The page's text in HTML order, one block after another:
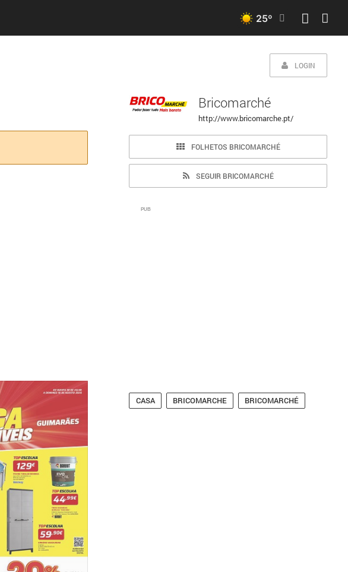
25º
LOGIN
Bricomarché
http://www.bricomarche.pt/
FOLHETOS BRICOMARCHÉ
SEGUIR BRICOMARCHÉ
CASA BRICOMARCHE BRICOMARCHÉ